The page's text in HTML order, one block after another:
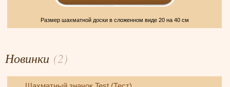
Размер шахматной доски в сложенном виде 20 на 40 см
Новинки (2)